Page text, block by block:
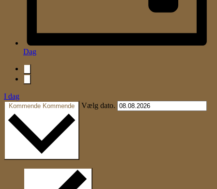
Dag
I dag
Kommende Kommende Vælg dato.